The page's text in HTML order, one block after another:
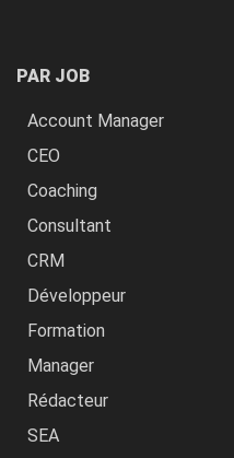
PAR JOB
Account Manager
CEO
Coaching
Consultant
CRM
Développeur
Formation
Manager
Rédacteur
SEA